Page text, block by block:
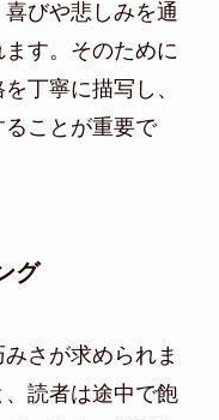
びや悲しみを通
す。そのために
丁寧に描写し、
ことが重要で
グ
さが求められま
読者は途中で飽